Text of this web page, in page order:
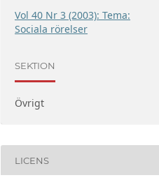
Vol 40 Nr 3 (2003): Tema:
Sociala rörelser
SEKTION
Övrigt
LICENS